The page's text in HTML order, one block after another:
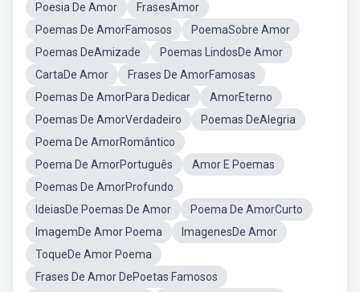
Poesia De Amor
FrasesAmor
Poemas De AmorFamosos
PoemaSobre Amor
Poemas DeAmizade
Poemas LindosDe Amor
CartaDe Amor
Frases De AmorFamosas
Poemas De AmorPara Dedicar
AmorEterno
Poemas De AmorVerdadeiro
Poemas DeAlegria
Poema De AmorRomântico
Poema De AmorPortuguês
Amor E Poemas
Poemas De AmorProfundo
IdeiasDe Poemas De Amor
Poema De AmorCurto
ImagemDe Amor Poema
ImagenesDe Amor
ToqueDe Amor Poema
Frases De Amor DePoetas Famosos